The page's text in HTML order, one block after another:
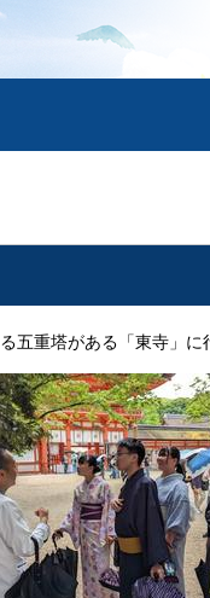
五重塔がある「東寺」に